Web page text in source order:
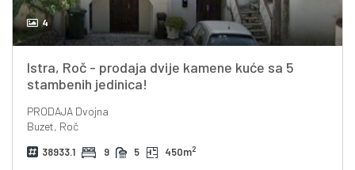
4
Istra, Roč - prodaja dvije kamene kuće sa 5
stambenih jedinica!
PRODAJADvojna
Buzet, Roč
38933.1 9 5 450m2